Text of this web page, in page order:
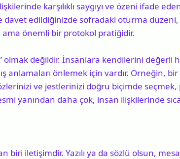
karşılıklı saygıyı ve özeni ifade
edildiğinizde sofradaki oturma düzeni,
önemli bir protokol pratiğidir.
olmak değildir. İnsanlara kendilerini değerli
anlamaları önlemek için vardır. Örneğin, bir
ve jestlerinizi doğru biçimde
yanından daha çok, insan ilişkilerinde
iletişimdir. Yazılı ya da sözlü olsun,